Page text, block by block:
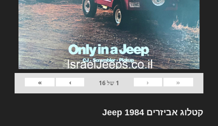
«
‹
1 של16
›
»
קטלוג אביזרים Jeep 1984